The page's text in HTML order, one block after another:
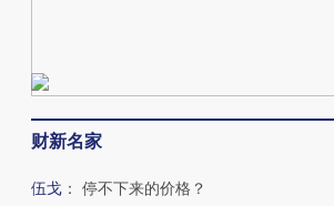
财新名家
伍戈 ： 停不下来的价格？